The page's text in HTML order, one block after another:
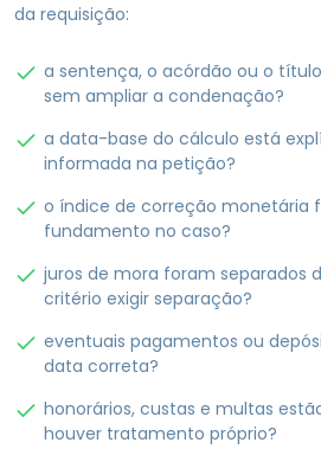
da requisição:
a sentença, o acórdão ou o
sem ampliar a condenação?
a data-base do cálculo está
informada na petição?
o índice de correção monetária
fundamento no caso?
juros de mora foram separados
critério exigir separação?
eventuais pagamentos ou
data correta?
honorários, custas e multas
houver tratamento próprio?